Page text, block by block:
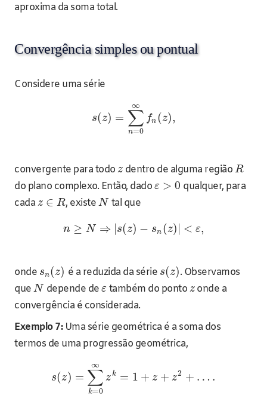
aproxima da soma total.
Convergência simples ou pontual
Considere uma série
s(z) = ∑
n=0
∞
fn (z),
convergente para todo z dentro de alguma região R
do plano complexo. Então, dado ε > 0 qualquer, para
cadaz ∈ R, existe N tal que
n ≥ N ⇒ s(z) − sn (z) < ε,
onde sn(z) é a reduzida da série s(z). Observamos
que N depende deε também do ponto zonde a
convergência é considerada.
Exemplo 7:Uma série geométrica é a soma dos
termos de uma progressão geométrica,
s(z) = ∑
k=0
∞
zk = 1 + z + z2 + … .